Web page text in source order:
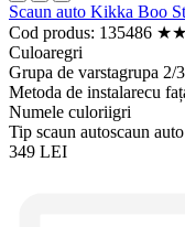
Scaun auto Kikka Boo
Cod produs: 135486 ★★
Culoaregri
Grupa de varstagrupa 2/
Metoda de instalarecu
Numele culoriigri
Tip scaun autoscaun
349 LEI